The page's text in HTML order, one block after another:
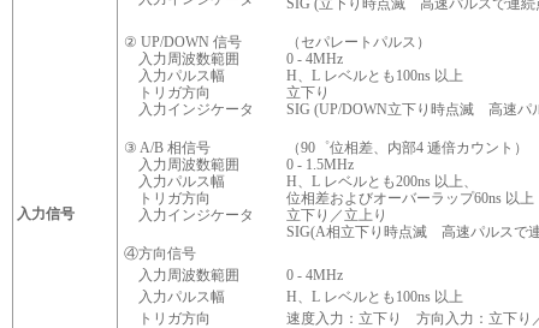
入力信号
SIG (立下り時点滅 高速パルスで連続
② UP/DOWN 信号
入力周波数範囲
入力パルス幅
トリガ方向
入力インジケータ
（セパレートパルス）
0 - 4MHz
H、L レベルとも100ns 以上
立下り
SIG (UP/DOWN立下り時点滅 高速パ
③ A/B 相信号
入力周波数範囲
入力パルス幅
トリガ方向
入力インジケータ
（90゜位相差、内部4 逓倍カウント）
0 - 1.5MHz
H、L レベルとも200ns 以上、
位相差およびオーバーラップ60ns 以上
立下り／立上り
SIG(A相立下り時点滅 高速パルスで
④方向信号
入力周波数範囲
0 - 4MHz
入力パルス幅
H、L レベルとも100ns 以上
トリガ方向
速度入力：立下り 方向入力：立下り